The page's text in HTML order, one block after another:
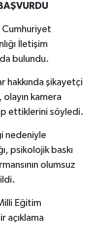
Cumhuriyet
İletişim
bulundu.
hakkında şikayetçi
olayın kamera
ettiklerini söyledi.
nedeniyle
psikolojik baskı
olumsuz
Eğitim
açıklama